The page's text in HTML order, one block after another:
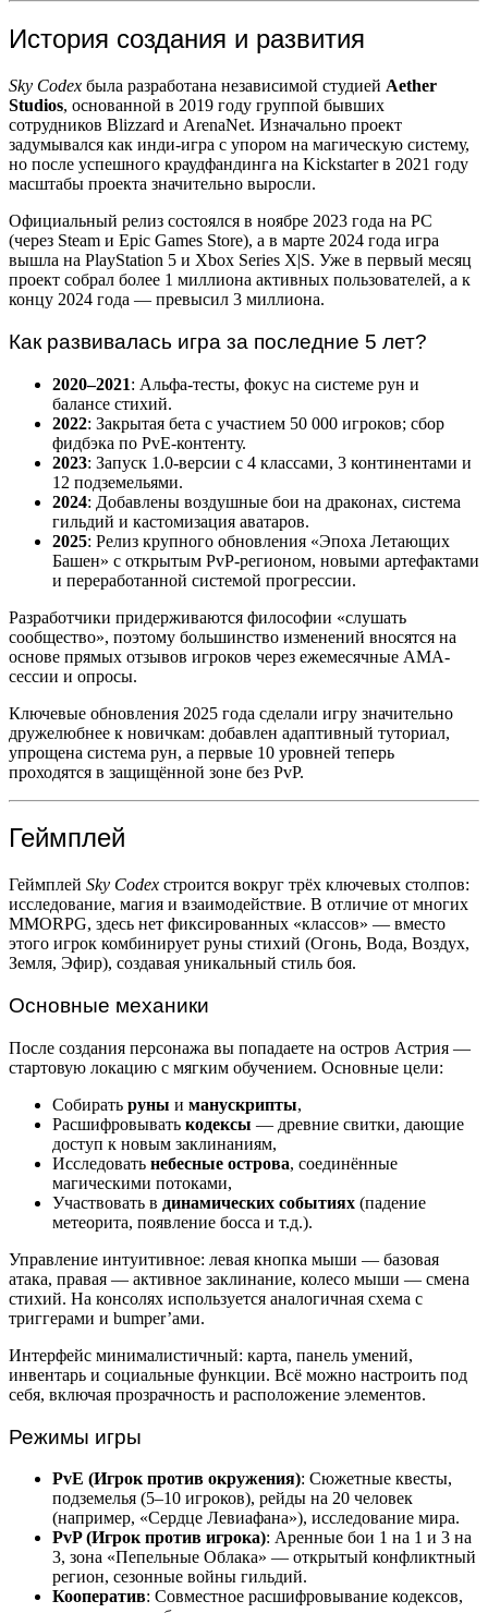
История создания и развития
Sky Codex была разработана независимой студией Aether
Studios, основанной в 2019 году группой бывших
сотрудников Blizzard и ArenaNet. Изначально проект
задумывался как инди-игра с упором на магическую систему,
но после успешного краудфандинга на Kickstarter в 2021 году
масштабы проекта значительно выросли.
Официальный релиз состоялся в ноябре 2023 года на PC
(через Steam и Epic Games Store), а в марте 2024 года игра
вышла на PlayStation 5 и Xbox Series X|S. Уже в первый месяц
проект собрал более 1 миллиона активных пользователей, а к
концу 2024 года — превысил 3 миллиона.
Как развивалась игра за последние 5 лет?
2020–2021: Альфа-тесты, фокус на системе рун и
балансе стихий.
2022: Закрытая бета с участием 50 000 игроков; сбор
фидбэка по PvE-контенту.
2023: Запуск 1.0-версии с 4 классами, 3 континентами и
12 подземельями.
2024: Добавлены воздушные бои на драконах, система
гильдий и кастомизация аватаров.
2025: Релиз крупного обновления «Эпоха Летающих
Башен» с открытым PvP-регионом, новыми артефактами
и переработанной системой прогрессии.
Разработчики придерживаются философии «слушать
сообщество», поэтому большинство изменений вносятся на
основе прямых отзывов игроков через ежемесячные AMA-
сессии и опросы.
Ключевые обновления 2025 года сделали игру значительно
дружелюбнее к новичкам: добавлен адаптивный туториал,
упрощена система рун, а первые 10 уровней теперь
проходятся в защищённой зоне без PvP.
Геймплей
Геймплей Sky Codex строится вокруг трёх ключевых столпов:
исследование, магия и взаимодействие. В отличие от многих
MMORPG, здесь нет фиксированных «классов» — вместо
этого игрок комбинирует руны стихий (Огонь, Вода, Воздух,
Земля, Эфир), создавая уникальный стиль боя.
Основные механики
После создания персонажа вы попадаете на остров Астрия —
стартовую локацию с мягким обучением. Основные цели:
Собирать руны и манускрипты,
Расшифровывать кодексы — древние свитки, дающие
доступ к новым заклинаниям,
Исследовать небесные острова, соединённые
магическими потоками,
Участвовать в динамических событиях (падение
метеорита, появление босса и т.д.).
Управление интуитивное: левая кнопка мыши — базовая
атака, правая — активное заклинание, колесо мыши — смена
стихий. На консолях используется аналогичная схема с
триггерами и bumper’ами.
Интерфейс минималистичный: карта, панель умений,
инвентарь и социальные функции. Всё можно настроить под
себя, включая прозрачность и расположение элементов.
Режимы игры
PvE (Игрок против окружения): Сюжетные квесты,
подземелья (5–10 игроков), рейды на 20 человек
(например, «Сердце Левиафана»), исследование мира.
PvP (Игрок против игрока): Аренные бои 1 на 1 и 3 на
3, зона «Пепельные Облака» — открытый конфликтный
регион, сезонные войны гильдий.
Кооператив: Совместное расшифровывание кодексов,